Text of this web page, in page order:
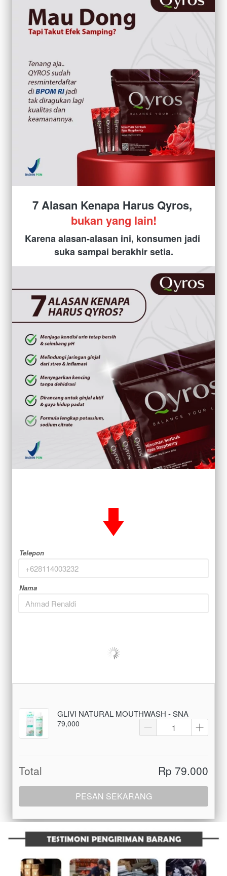
bukan yang lain!
Karena alasan-alasan ini, konsumen jadi
suka sampai berakhir setia.
Telepon
Nama
GLIVI NATURAL MOUTHWASH - SNA
79,000
Total Rp 79.000
`PESAN SEKARANG